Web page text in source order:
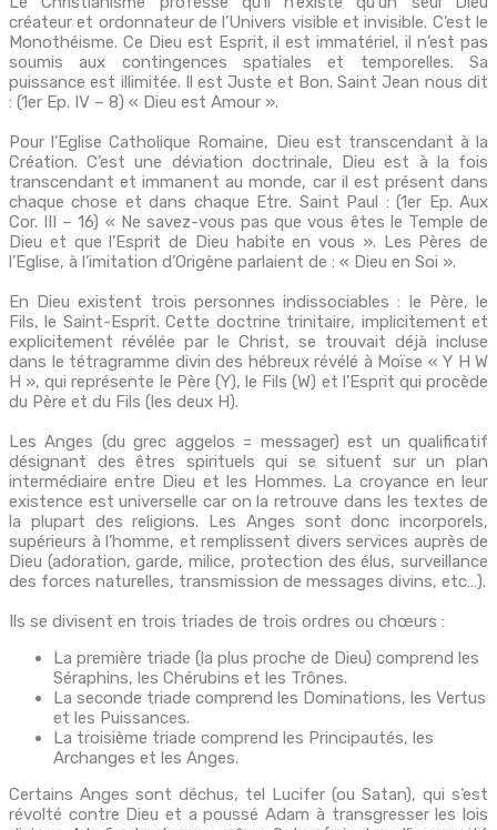
créateur et ordonnateur de l’Univers visible et invisible. C’est le
Monothéisme. Ce Dieu est Esprit, il est immatériel, il n’est pas
soumis aux contingences spatiales et temporelles. Sa
puissance est illimitée. Il est Juste et Bon. Saint Jean nous dit
: (1er Ep. IV – 8) « Dieu est Amour ».
Pour l’Eglise Catholique Romaine, Dieu est transcendant à la
Création. C’est une déviation doctrinale, Dieu est à la fois
transcendant et immanent au monde, car il est présent dans
chaque chose et dans chaque Etre. Saint Paul : (1er Ep. Aux
Cor. III – 16) « Ne savez-vous pas que vous êtes le Temple de
Dieu et que l’Esprit de Dieu habite en vous ». Les Pères de
l’Eglise, à l’imitation d’Origène parlaient de : « Dieu en Soi ».
En Dieu existent trois personnes indissociables : le Père, le
Fils, le Saint-Esprit. Cette doctrine trinitaire, implicitement et
explicitement révélée par le Christ, se trouvait déjà incluse
dans le tétragramme divin des hébreux révélé à Moïse « Y H W
H », qui représente le Père (Y), le Fils (W) et l’Esprit qui procède
du Père et du Fils (les deux H).
Les Anges (du grec aggelos = messager) est un qualificatif
désignant des êtres spirituels qui se situent sur un plan
intermédiaire entre Dieu et les Hommes. La croyance en leur
existence est universelle car on la retrouve dans les textes de
la plupart des religions. Les Anges sont donc incorporels,
supérieurs à l’homme, et remplissent divers services auprès de
Dieu (adoration, garde, milice, protection des élus, surveillance
des forces naturelles, transmission de messages divins, etc…).
Ils se divisent en trois triades de trois ordres ou chœurs :
La première triade (la plus proche de Dieu) comprend les
Séraphins, les Chérubins et les Trônes.
La seconde triade comprend les Dominations, les Vertus
et les Puissances.
La troisième triade comprend les Principautés, les
Archanges et les Anges.
Certains Anges sont déchus, tel Lucifer (ou Satan), qui s’est
révolté contre Dieu et a poussé Adam à transgresser les lois